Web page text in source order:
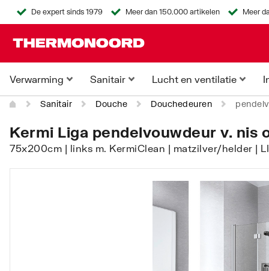
De expert sinds 1979 Meer dan 150.000 artikelen Meer
Verwarming Sanitair Lucht en ventilatie
Sanitair Douche Douchedeuren
Kermi Liga pendelvouwdeur v. nis
75x200cm | links m. KermiClean | matzilver/helder |